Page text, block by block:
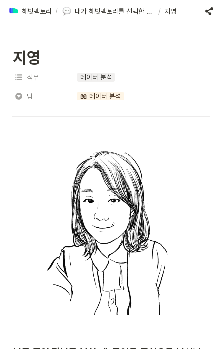
해빗팩토리 / 내가 해빗팩토리를 선택한 이유 / 지영
지영
직무 데이터 분석
팀 📖 데이터 분석